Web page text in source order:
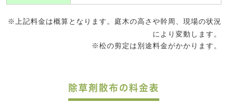
※上記料金は概算となります。庭木の高さや幹周、現場の状況
により変動します。
※松の剪定は別途料金がかかります。
除草剤散布の料金表